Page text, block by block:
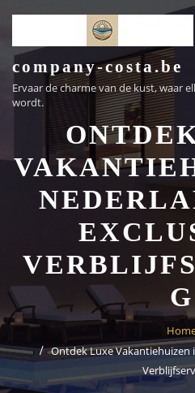
inhoud
company-costa.be
Ervaar de charme van de kust, waar
wordt.
G
Ontdek Luxe Vakantiehuizen